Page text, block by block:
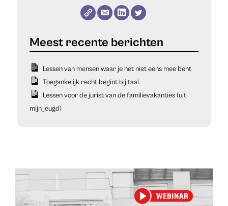
Lessen van mensen waar je het niet eens mee bent
Toegankelijk recht begint bij taal
Lessen voor de jurist van de familievakanties (uit
mijn jeugd)